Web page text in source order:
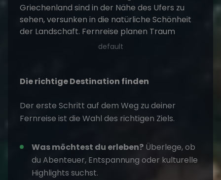
default
Die richtige Destination finden
Der erste Schritt auf dem Weg zu deiner
Fernreise ist die Wahl des richtigen Ziels.
Was möchtest du erleben? Überlege, ob
du Abenteuer, Entspannung oder kulturelle
Highlights suchst.